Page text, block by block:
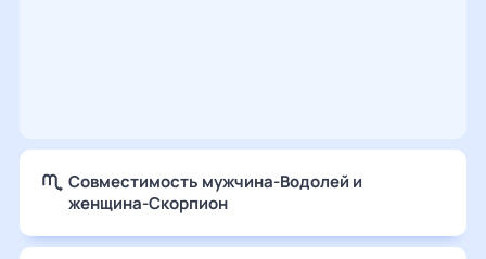
Совместимость мужчина-Водолей и
женщина-Скорпион